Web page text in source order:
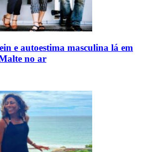
e autoestima masculina lá em
no ar